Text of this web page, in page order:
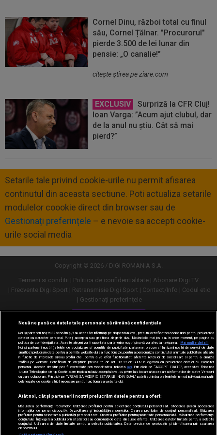
Cornel Dinu, război total cu finul
său, Cornel Țălnar. "Procurorul"
pierde 3.500 de lei lunar din
pensie: „O canalie!”
citeşte ştirea pe ziare.com
EXCLUSIV
Surpriză la CFR Cluj!
Ioan Varga: ”Acum ajut clubul, dar
de la anul nu știu. Cât să mai
pierd?”
Setarile tale privind cookie-urile nu permit afisarea
continutul din aceasta sectiune. Poti actualiza setarile
modulelor coookie direct din browser sau de
Gestionați preferințele – e nevoie sa accepti cookie-
urile social media
Copyright © 2026 / DIGI ROMANIA S.A.
Termeni si conditii
Politica de confidentialitate
Abonare Digi TV
Frecvente Digi Sport
Retransmisie Digi Sport Contact/Info
Codul etic
Gestionați preferințele
Versiune desktop
Nouă ne pasă ca datele tale personale să rămână confidențiale
Noi și partenerii noștri30stocăm și/sau accesăm informații pe dispozitivul dvs., precum identificatorii cookie unici pentru prelucrarea
datelor cu caracter personal. Puteți accepta sau gestiona alegerile dvs. făcând clic mai jos sau în orice moment, pe pagina cu
politica de confidențialitate. Aceste alegeri vor fi raportate partenerilor noștri și nu vă vor afecta navigarea.
Mai multe detalii
Noi si partenerii nostri (retelele de socializare si agentiile de publicitate partenere, precum si furnizorii nostri de servicii de date
analitice) prelucram date pentru a permite website-ului sa functioneze, pentru a personaliza continutul si anunturile publicitare afisate
in functie de interesele si/sau profilul dvs., pentru a va oferi functionalitati aferente retelelor de socializare si pentru a analiza
traficul pe website. Beneficiati de drepturile prevazute de art. 15-22 din GDPR in legatura cu prelucrarea datelor cu caracter
personal. Aceste drepturi pot fi exercitate prin modalitatea indicata aici. Prin click pe “ACCEPT TOATE”, acceptati folosirea
tuturor Tehnologiilor de tip Cookie, care implica inclusiv acceptul dvs. cu privire la stocarea/accesarea informatiilor de catre Vendor-ii
cu care colaboram. Prin click pe “VREAU SA MODIFIC SETARILE INDIVIDUAL” puteti schimba preferintele in mod individual, mai putin
cele legate de cookie strict necesare pentru functionarea website-ului.
Atât noi, cât și partenerii noștri prelucrăm datele pentru a oferi:
Măsurarea performanței reclamelor. Utilizarea profilurilor pentru selectarea conținutului personalizat. Stocarea și/sau accesarea
informațiilor de pe un dispozitiv. Dezvoltarea și îmbunătățirea serviciilor. Crearea profilurilor de conținut personalizat. Utilizarea
profilurilor pentru selectarea publicității personalizate. Crearea profilurilor pentru publicitate personalizată. Măsurarea performanței
conținutului. Înțelegerea publicului prin statistici sau combinații de date din surse diferite. Utilizarea datelor limitate pentru a selecta
conținutul. Utilizarea de date limitate pentru a selecta publicitatea. Date precise de geolocație și identificarea prin scanarea
dispozitivului.